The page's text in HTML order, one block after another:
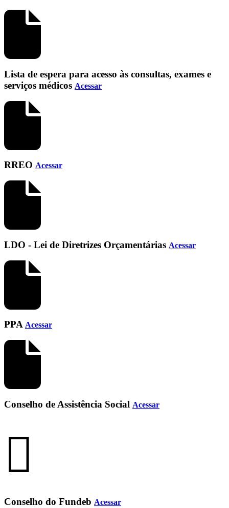
Lista de espera para acesso às consultas, exames e
serviços médicos Acessar
RREO Acessar
LDO - Lei de Diretrizes Orçamentárias Acessar
PPA Acessar
Conselho de Assistência Social Acessar
Conselho do Fundeb Acessar